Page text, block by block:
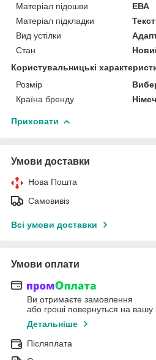
Матеріал підошви
ЕВА
Матеріал підкладки
Вид устілки
Стан
Користувальницькі
Розмір
Країна бренду
Приховати
Умови доставки
Нова Пошта
Самовивіз
Всі умови доставки
Умови оплати
Ви отримаєте замовлення
або гроші повернуться на вашу
Детальніше
Післяплата